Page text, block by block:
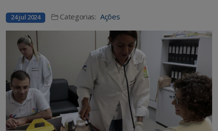
24 jul 2024 Categorias: Ações